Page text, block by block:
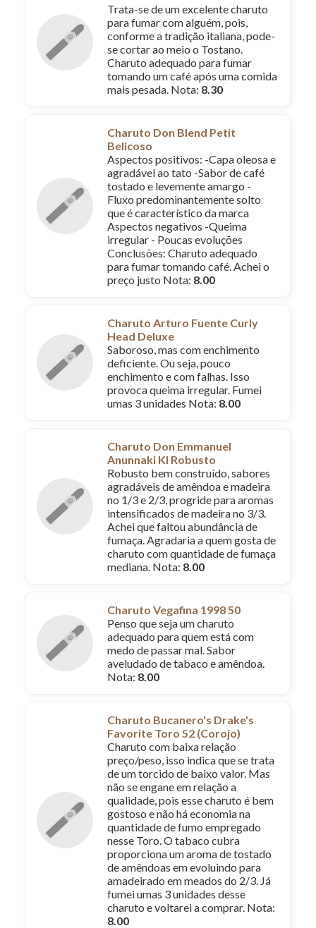
Trata-se de um excelente charuto
para fumar com alguém, pois,
conforme a tradição italiana, pode-
se cortar ao meio o Tostano.
Charuto adequado para fumar
tomando um café após uma comida
mais pesada. Nota: 8.30
Charuto Don Blend Petit
Belicoso
Aspectos positivos: -Capa oleosa e
agradável ao tato -Sabor de café
tostado e levemente amargo -
Fluxo predominantemente solto
que é característico da marca
Aspectos negativos -Queima
irregular - Poucas evoluções
Conclusões: Charuto adequado
para fumar tomando café. Achei o
preço justo Nota: 8.00
Charuto Arturo Fuente Curly
Head Deluxe
Saboroso, mas com enchimento
deficiente. Ou seja, pouco
enchimento e com falhas. Isso
provoca queima irregular. Fumei
umas 3 unidades Nota: 8.00
Charuto Don Emmanuel
Anunnaki KI Robusto
Robusto bem construído, sabores
agradáveis de amêndoa e madeira
no 1/3 e 2/3, progride para aromas
intensificados de madeira no 3/3.
Achei que faltou abundância de
fumaça. Agradaria a quem gosta de
charuto com quantidade de fumaça
mediana. Nota: 8.00
Charuto Vegafina 1998 50
Penso que seja um charuto
adequado para quem está com
medo de passar mal. Sabor
aveludado de tabaco e amêndoa.
Nota: 8.00
Charuto Bucanero's Drake's
Favorite Toro 52 (Corojo)
Charuto com baixa relação
preço/peso, isso indica que se trata
de um torcido de baixo valor. Mas
não se engane em relação a
qualidade, pois esse charuto é bem
gostoso e não há economia na
quantidade de fumo empregado
nesse Toro. O tabaco cubra
proporciona um aroma de tostado
de amêndoas em evoluindo para
amadeirado em meados do 2/3. Já
fumei umas 3 unidades desse
charuto e voltarei a comprar. Nota:
8.00